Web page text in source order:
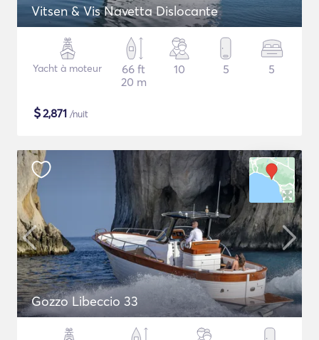
Vitsen & Vis Navetta Dislocante
Yacht à moteur
66 ft
20 m
10 5 5
$2,871 /nuit
Gozzo Libeccio 33